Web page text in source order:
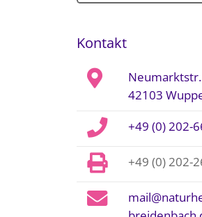
Kontakt
42103
+49 (0) 202-
+49 (0) 202-